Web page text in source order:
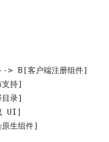
> B[客户端注册组件]
持]
录]
UI]